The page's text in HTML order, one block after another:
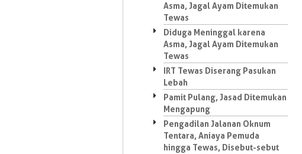
Asma, Jagal Ayam Ditemukan
Tewas
Diduga Meninggal karena
Asma, Jagal Ayam Ditemukan
Tewas
IRT Tewas Diserang Pasukan
Lebah
Pamit Pulang, Jasad Ditemukan
Mengapung
Pengadilan Jalanan Oknum
Tentara, Aniaya Pemuda
hingga Tewas, Disebut-sebut